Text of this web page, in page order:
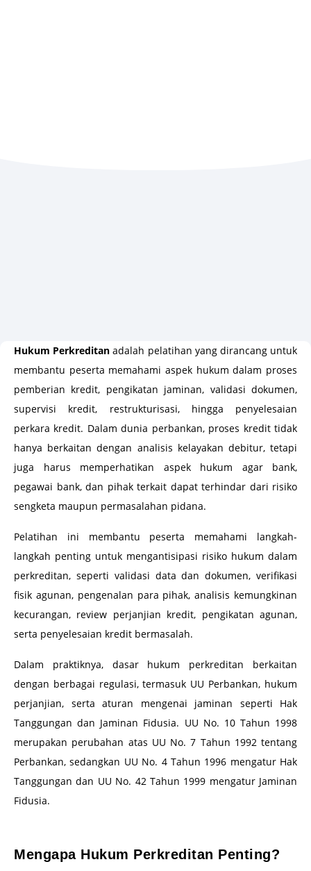
Hukum Perkreditan adalah pelatihan yang dirancang untuk
membantu peserta memahami aspek hukum dalam proses
pemberian kredit, pengikatan jaminan, validasi dokumen,
supervisi kredit, restrukturisasi, hingga penyelesaian
perkara kredit. Dalam dunia perbankan, proses kredit tidak
hanya berkaitan dengan analisis kelayakan debitur, tetapi
juga harus memperhatikan aspek hukum agar bank,
pegawai bank, dan pihak terkait dapat terhindar dari risiko
sengketa maupun permasalahan pidana.
Pelatihan ini membantu peserta memahami langkah-
langkah penting untuk mengantisipasi risiko hukum dalam
perkreditan, seperti validasi data dan dokumen, verifikasi
fisik agunan, pengenalan para pihak, analisis kemungkinan
kecurangan, review perjanjian kredit, pengikatan agunan,
serta penyelesaian kredit bermasalah.
Dalam praktiknya, dasar hukum perkreditan berkaitan
dengan berbagai regulasi, termasuk UU Perbankan, hukum
perjanjian, serta aturan mengenai jaminan seperti Hak
Tanggungan dan Jaminan Fidusia. UU No. 10 Tahun 1998
merupakan perubahan atas UU No. 7 Tahun 1992 tentang
Perbankan, sedangkan UU No. 4 Tahun 1996 mengatur Hak
Tanggungan dan UU No. 42 Tahun 1999 mengatur Jaminan
Fidusia.
Mengapa Hukum Perkreditan Penting?